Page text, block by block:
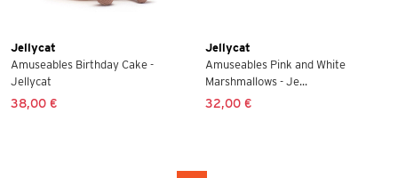
Jellycat
Amuseables Birthday Cake -
Jellycat
38,00 €
Jellycat
Amuseables Pink and White
Marshmallows - Je...
32,00 €